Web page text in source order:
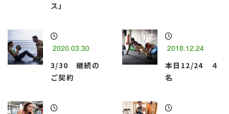
ス」
2020.03.30
3/30 継続の
ご契約
2018.12.24
本日12/24 ４
名